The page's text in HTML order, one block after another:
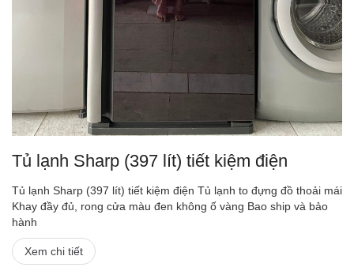
Tủ lạnh Sharp (397 lít) tiết kiệm điện
Tủ lạnh Sharp (397 lít) tiết kiệm điện Tủ lạnh to đựng đồ thoải mái
Khay đầy đủ, rong cửa màu đen không ố vàng Bao ship và bảo
hành
Xem chi tiết